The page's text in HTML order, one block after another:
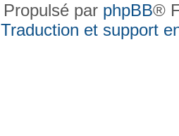
Propulsé par phpBB®
Traduction et support